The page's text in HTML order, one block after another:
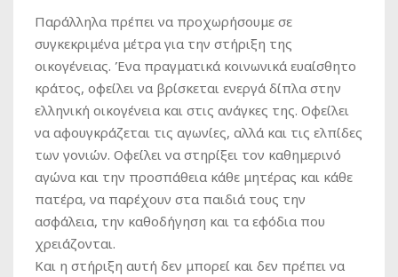
Παράλληλα πρέπει να προχωρήσουμε σε
συγκεκριμένα μέτρα για την στήριξη της
οικογένειας. Ένα πραγματικά κοινωνικά ευαίσθητο
κράτος, οφείλει να βρίσκεται ενεργά δίπλα στην
ελληνική οικογένεια και στις ανάγκες της. Οφείλει
να αφουγκράζεται τις αγωνίες, αλλά και τις ελπίδες
των γονιών. Οφείλει να στηρίξει τον καθημερινό
αγώνα και την προσπάθεια κάθε μητέρας και κάθε
πατέρα, να παρέχουν στα παιδιά τους την
ασφάλεια, την καθοδήγηση και τα εφόδια που
χρειάζονται.
Και η στήριξη αυτή δεν μπορεί και δεν πρέπει να